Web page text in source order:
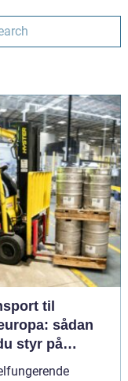
til
sådan
styr på